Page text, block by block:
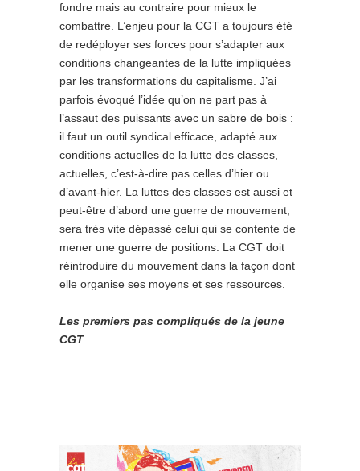
fondre mais au contraire pour mieux le
combattre. L’enjeu pour la CGT a toujours été
de redéployer ses forces pour s’adapter aux
conditions changeantes de la lutte impliquées
par les transformations du capitalisme. J’ai
parfois évoqué l’idée qu’on ne part pas à
l’assaut des puissants avec un sabre de bois :
il faut un outil syndical efficace, adapté aux
conditions actuelles de la lutte des classes,
actuelles, c’est-à-dire pas celles d’hier ou
d’avant-hier. La luttes des classes est aussi et
peut-être d’abord une guerre de mouvement,
sera très vite dépassé celui qui se contente de
mener une guerre de positions. La CGT doit
réintroduire du mouvement dans la façon dont
elle organise ses moyens et ses ressources.
Les premiers pas compliqués de la jeune
CGT